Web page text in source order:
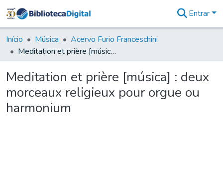
&
Coleções
Tudo na
Digital
Estatísticas
Entrar
Início Música
Acervo Furio Franceschini
Meditation et prière [música] : deux morceaux religieux pour orgue ou harmonium
Meditation et prière [música] : deux
morceaux religieux pour orgue ou
harmonium